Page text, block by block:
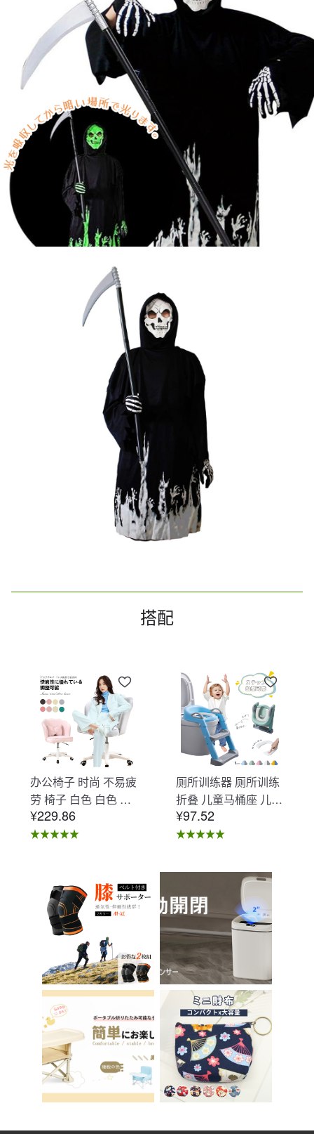
搭配
办公椅子 时尚 不易疲
劳 椅子 白色 白色 办
公椅子 不易疲劳 学习
椅 北欧 儿童 椅子 学
椅子 在家办公 Asher
Brilliant C-56
¥229.86
厕所训练器 厕所训练
折叠 儿童马桶座 儿童
马桶辅助 收纳式马桶
座 小孩马桶座 儿童厕
女孩 儿童 孩子 儿童
马桶训练 免邮 踏步器
厕所
¥97.52